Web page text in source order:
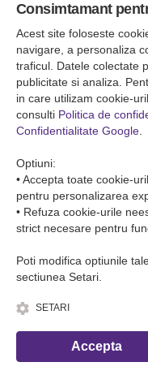
Fa o rezervare
Falticeni ( Autogara
str. Plutonier Ghiniţă
0040374557200
Condiții de Transport
Condițiile de transport
Condițiile de transport
© Copyright 2026
Consimtamant
Acest site foloseste
navigare, a personaliza
traficul. Datele colectate
publicitate si analiza.
in care utilizam cookie-
consulti Politica de
Confidentialitate Google
Optiuni:
• Accepta toate cookie-
pentru personalizarea
• Refuza cookie-urile
strict necesare pentru
Poti modifica optiunile
sectiunea Setari.
SETARI
Accepta